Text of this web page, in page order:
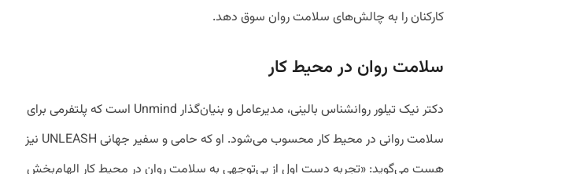
کارکنان را به چالش‌های سلامت روان سوق دهد.
سلامت روان در محیط کار
دکتر نیک تیلور روانشناس بالینی، مدیرعامل و بنیان‌گذار Unmind است که پلتفرمی برای
سلامت روانی در محیط کار محسوب می‌شود. او که حامی و سفیر جهانی UNLEASH نیز
هست می‌گوید: «تجربه دست اول از بی‌توجهی به سلامت روان در محیط کار الهام‌بخش